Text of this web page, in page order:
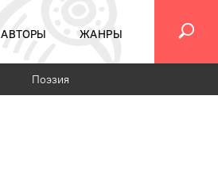
АВТОРЫ ЖАНРЫ
Поэзия